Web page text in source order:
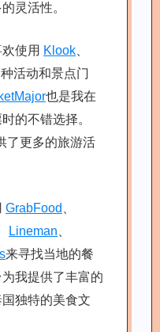
灵活性。
使用 Klook
活动和景点门
也是我在
的不错选择。
了更多的旅游活
GrabFood
Lineman
来寻找当地的餐
我提供了丰富的
独特的美食文